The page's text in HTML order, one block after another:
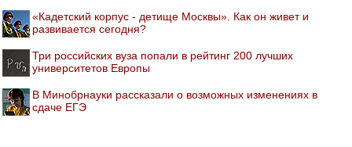
«Кадетский корпус - детище Москвы». Как он живет и
развивается сегодня?
Три российских вуза попали в рейтинг 200 лучших
университетов Европы
В Минобрнауки рассказали о возможных изменениях в
сдаче ЕГЭ